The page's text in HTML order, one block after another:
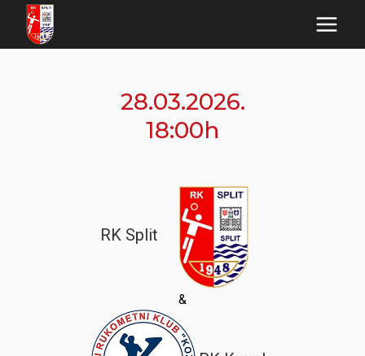
Skip
content
28.03.2026.
18:00h
RK Split
&